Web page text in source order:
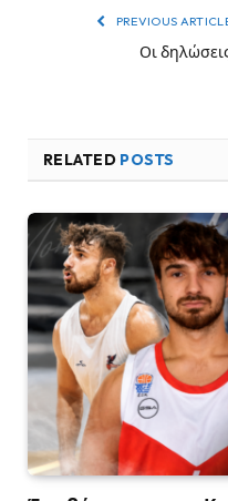
PREVIOUS
Οι
RELATED POSTS